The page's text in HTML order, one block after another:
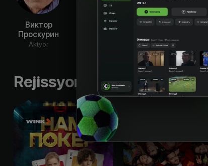
Виктор
Проскурин
Aktyor
Виктор
Пётр
Aktyor
Rejissyorning boshqa ishlari